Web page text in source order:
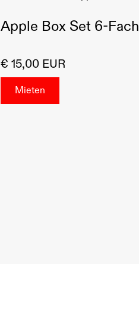
Apple Box Set 6-Fach
€ 15,00 EUR